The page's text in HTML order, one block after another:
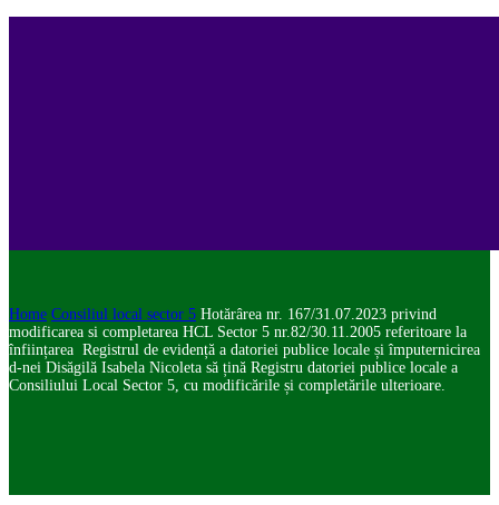
Home Consiliul local sector 5 Hotărârea nr. 167/31.07.2023 privind
modificarea si completarea HCL Sector 5 nr.82/30.11.2005 referitoare la
înființarea Registrul de evidență a datoriei publice locale și împuternicirea
d-nei Disăgilă Isabela Nicoleta să țină Registru datoriei publice locale a
Consiliului Local Sector 5, cu modificările și completările ulterioare.